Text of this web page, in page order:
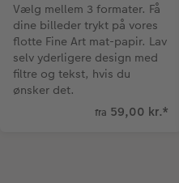
Vælg mellem 3 formater. Få
dine billeder trykt på vores
flotte Fine Art mat-papir. Lav
selv yderligere design med
filtre og tekst, hvis du
ønsker det.
fra 59,00 kr.*